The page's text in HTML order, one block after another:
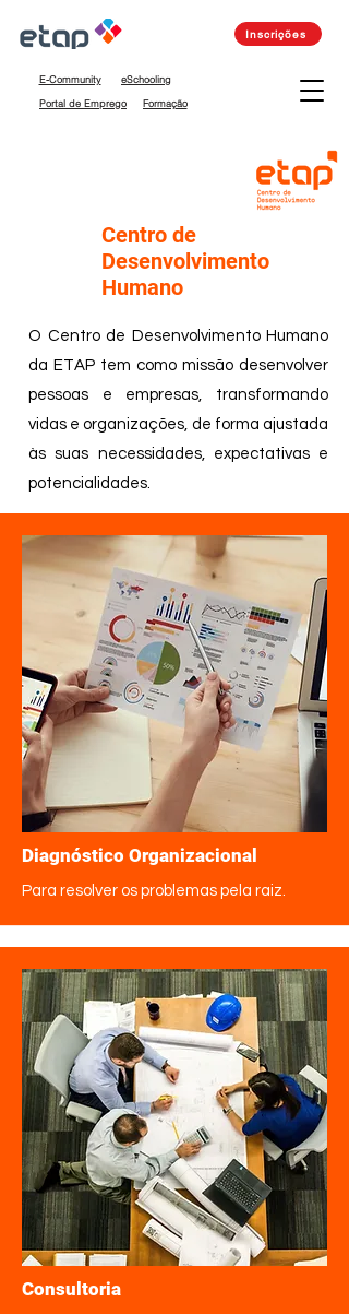
eSchooling
E-Community
Portal de Emprego
Formação
Inscrições
Centro de
Desenvolvimento
Humano
O Centro de Desenvolvimento Humano
da ETAP tem como missão desenvolver
pessoas e empresas, transformando
vidas e organizações, de forma ajustada
às suas necessidades, expectativas e
potencialidades.
Diagnóstico Organizacional
Para resolver os problemas pela raiz.
Consultoria